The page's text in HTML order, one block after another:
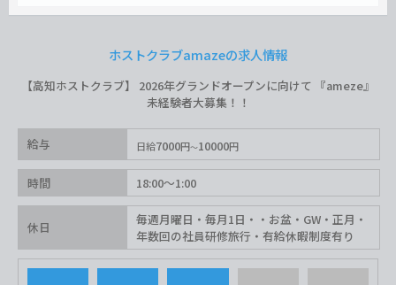
ホストクラブamazeの求人情報
【高知ホストクラブ】 2026年グランドオープンに向けて 『ameze』
未経験者大募集！！
給与 日給7000円 10000円
時間 18:00〜1:00
休日
毎週月曜日・毎月1日・・お盆・GW・正月・
年数回の社員研修旅行・有給休暇制度有り